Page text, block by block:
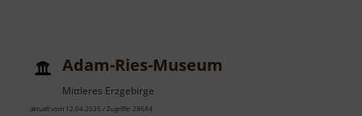
Adam-Ries-Museum
Mittleres Erzgebirge
aktuell vom 12.04.2026 / Zugriffe: 28684